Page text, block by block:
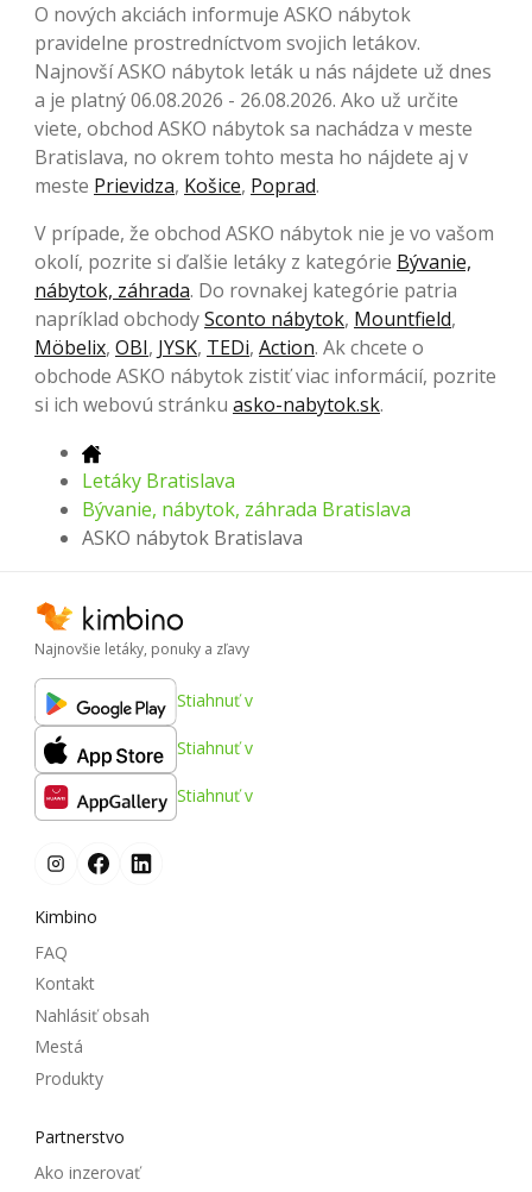
O nových akciách informuje ASKO nábytok
pravidelne prostredníctvom svojich letákov.
Najnovší ASKO nábytok leták u nás nájdete už dnes
a je platný 06.08.2026 - 26.08.2026. Ako už určite
viete, obchod ASKO nábytok sa nachádza v meste
Bratislava, no okrem tohto mesta ho nájdete aj v
meste Prievidza, Košice, Poprad.
V prípade, že obchod ASKO nábytok nie je vo vašom
okolí, pozrite si ďalšie letáky z kategórie Bývanie,
nábytok, záhrada. Do rovnakej kategórie patria
napríklad obchodySconto nábytok, Mountfield,
Möbelix, OBI, JYSK, TEDi, Action. Ak chcete o
obchode ASKO nábytok zistiť viac informácií, pozrite
si ich webovú stránku asko-nabytok.sk.
Letáky Bratislava
Bývanie, nábytok, záhrada Bratislava
ASKO nábytok Bratislava
Najnovšie letáky, ponuky a zľavy
Stiahnuť v
Stiahnuť v
Stiahnuť v
Kimbino
FAQ
Kontakt
Nahlásiť obsah
Mestá
Produkty
Partnerstvo
Ako inzerovať